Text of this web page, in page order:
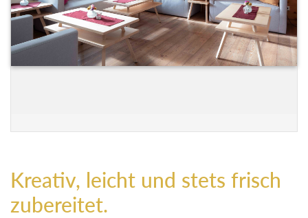
Kreativ, leicht und stets frisch
zubereitet.